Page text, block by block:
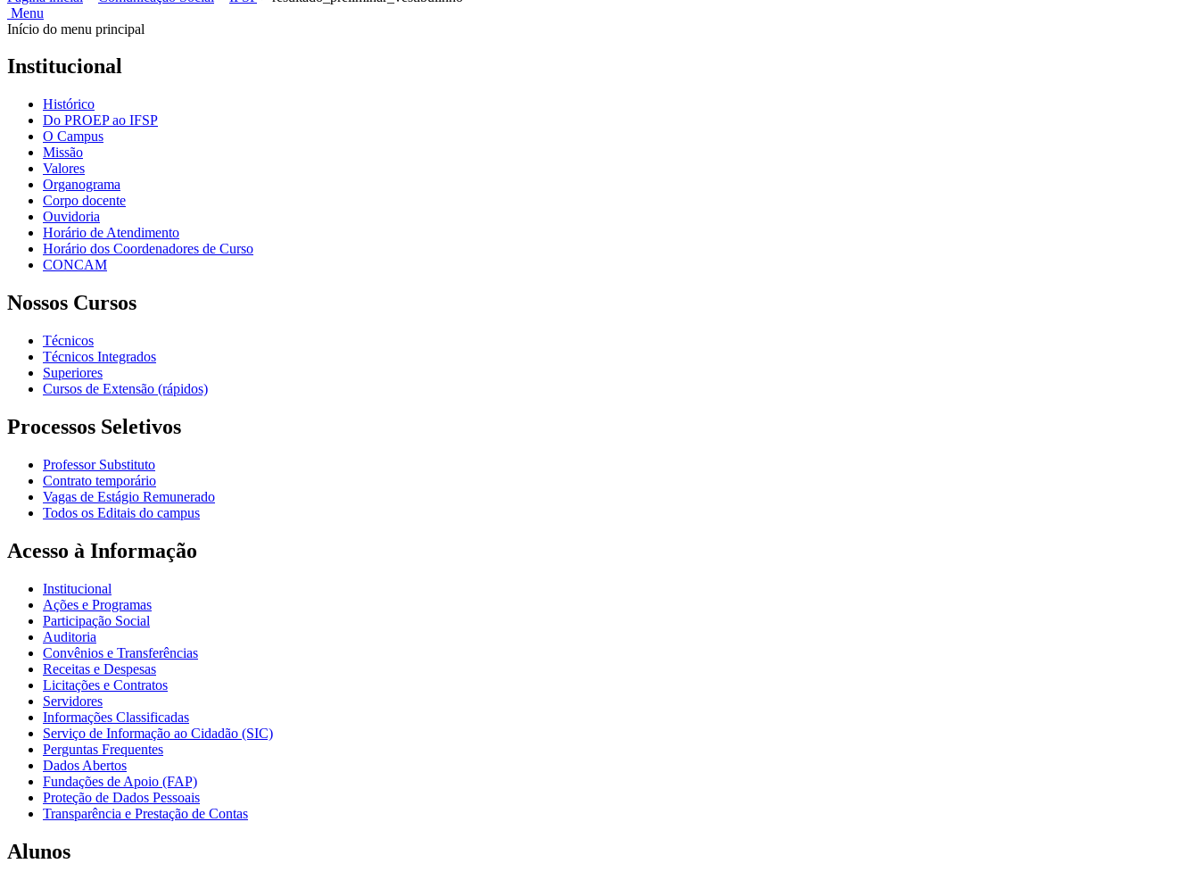
Menu
Início do menu principal
Institucional
Histórico
Do PROEP ao IFSP
O Campus
Missão
Valores
Organograma
Corpo docente
Ouvidoria
Horário de Atendimento
Horário dos Coordenadores de Curso
CONCAM
Nossos Cursos
Técnicos
Técnicos Integrados
Superiores
Cursos de Extensão (rápidos)
Processos Seletivos
Professor Substituto
Contrato temporário
Vagas de Estágio Remunerado
Todos os Editais do campus
Acesso à Informação
Institucional
Ações e Programas
Participação Social
Auditoria
Convênios e Transferências
Receitas e Despesas
Licitações e Contratos
Servidores
Informações Classificadas
Serviço de Informação ao Cidadão (SIC)
Perguntas Frequentes
Dados Abertos
Fundações de Apoio (FAP)
Proteção de Dados Pessoais
Transparência e Prestação de Contas
Alunos